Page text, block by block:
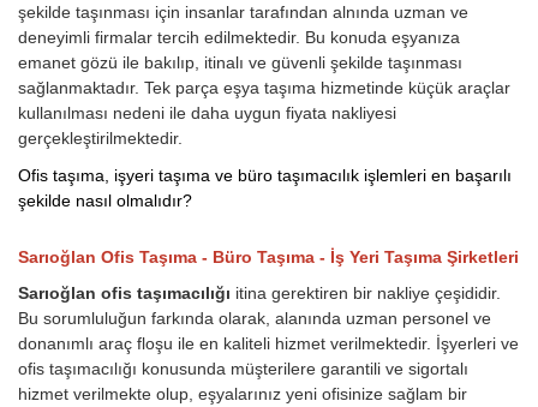
şekilde taşınması için insanlar tarafından alnında uzman ve
deneyimli firmalar tercih edilmektedir. Bu konuda eşyanıza
emanet gözü ile bakılıp, itinalı ve güvenli şekilde taşınması
sağlanmaktadır. Tek parça eşya taşıma hizmetinde küçük araçlar
kullanılması nedeni ile daha uygun fiyata nakliyesi
gerçekleştirilmektedir.
Ofis taşıma, işyeri taşıma ve büro taşımacılık işlemleri en başarılı
şekilde nasıl olmalıdır?
Sarıoğlan Ofis Taşıma - Büro Taşıma - İş Yeri Taşıma Şirketleri
Sarıoğlan ofis taşımacılığı itina gerektiren bir nakliye çeşididir.
Bu sorumluluğun farkında olarak, alanında uzman personel ve
donanımlı araç floşu ile en kaliteli hizmet verilmektedir. İşyerleri ve
ofis taşımacılığı konusunda müşterilere garantili ve sigortalı
hizmet verilmekte olup, eşyalarınız yeni ofisinize sağlam bir